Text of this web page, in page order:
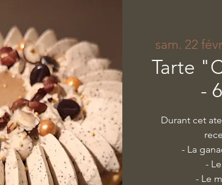
sam. 22
Tarte
-
Durant cet
- La
-
- Le